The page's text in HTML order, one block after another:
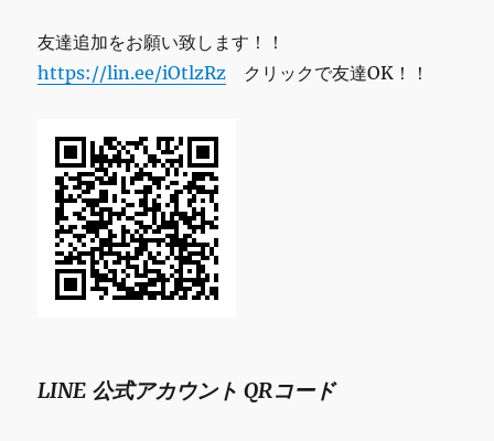
友達追加をお願い致します！！
https://lin.ee/iOtlzRz クリックで友達OK！！
LINE 公式アカウント QRコード